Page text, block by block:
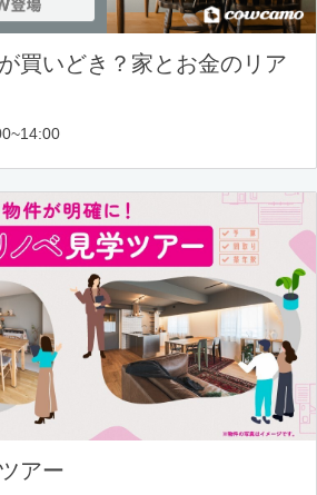
買いどき？家とお金のリア
アー